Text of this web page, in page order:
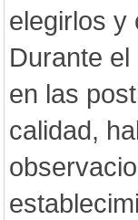
elegirlos y
Durante
en las
calidad,